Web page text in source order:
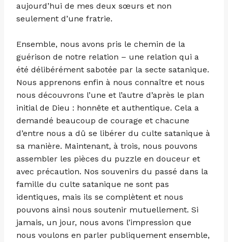
aujourd’hui de mes deux sœurs et non
seulement d’une fratrie.
Ensemble, nous avons pris le chemin de la
guérison de notre relation – une relation qui a
été délibérément sabotée par la secte satanique.
Nous apprenons enfin à nous connaître et nous
nous découvrons l’une et l’autre d’après le plan
initial de Dieu : honnête et authentique. Cela a
demandé beaucoup de courage et chacune
d’entre nous a dû se libérer du culte satanique à
sa manière. Maintenant, à trois, nous pouvons
assembler les pièces du puzzle en douceur et
avec précaution. Nos souvenirs du passé dans la
famille du culte satanique ne sont pas
identiques, mais ils se complètent et nous
pouvons ainsi nous soutenir mutuellement. Si
jamais, un jour, nous avons l’impression que
nous voulons en parler publiquement ensemble,